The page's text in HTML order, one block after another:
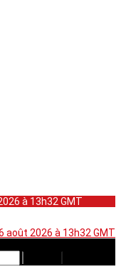
août 2026 à 13h32 GMT
à 13h32 GMT